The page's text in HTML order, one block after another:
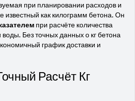
при планировании расходов и
известный как килограмм бетона. Он
при расчёте количества
Без точных данных о кг бетона
график доставки и
Расчёт Кг